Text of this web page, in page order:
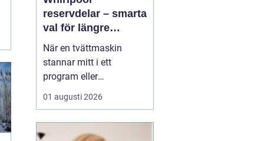
reservdelar – smarta
val för längre
livslängd på vitvaror
När en tvättmaskin
stannar mitt i ett
program eller
diskmaskinen lämnar
disken smutsig, uppstår
behövs en ny maskin,
01 augusti 2026